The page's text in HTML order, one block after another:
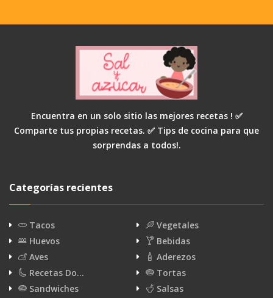
Encuentra en un solo sitio las mejores recetas ! ✅
Comparte tus propias recetas. ✅ Tips de cocina para que
sorprendas a todos!.
Categorías recientes
Tacos
Vegetales
Huevos
Bebidas
Aves
Aderezos
Recetas Do…
Tortas
Sandwiches
Salsas